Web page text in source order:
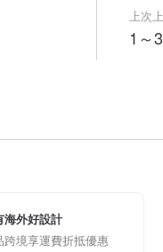
上次
1～
海外好設計
跨境享運費折抵優惠